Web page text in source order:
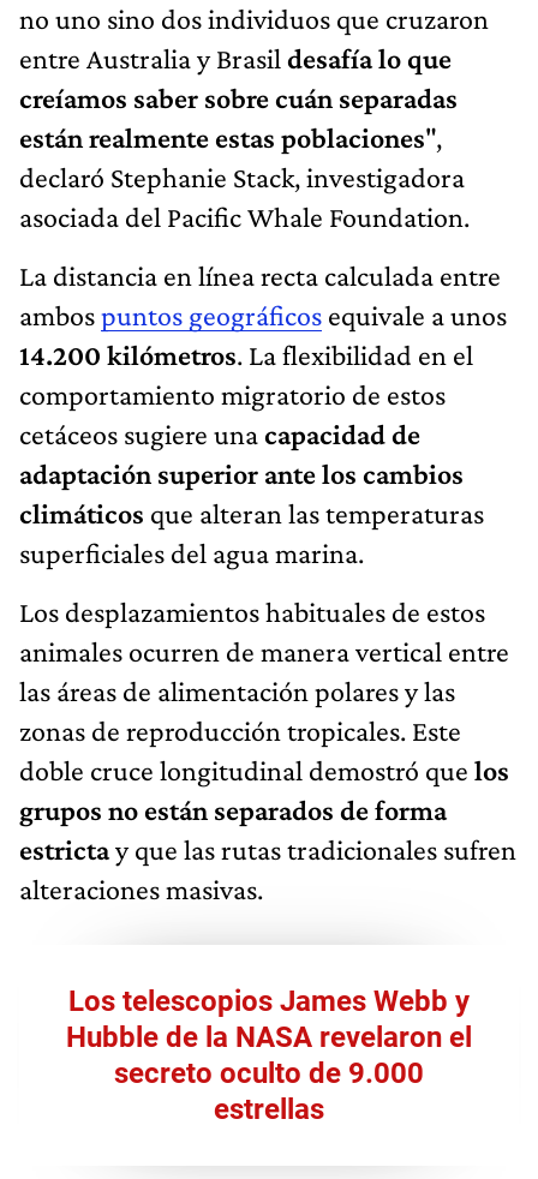
no uno sino dos individuos que cruzaron
entre Australia y Brasil desafía lo que
creíamos saber sobre cuán separadas
están realmente estas poblaciones",
declaró Stephanie Stack, investigadora
asociada del Pacific Whale Foundation.
La distancia en línea recta calculada entre
ambospuntos geográficos equivale a unos
14.200 kilómetros. La flexibilidad en el
comportamiento migratorio de estos
cetáceos sugiere unacapacidad de
adaptación superior ante los cambios
climáticos que alteran las temperaturas
superficiales del agua marina.
Los desplazamientos habituales de estos
animales ocurren de manera vertical entre
las áreas de alimentación polares y las
zonas de reproducción tropicales. Este
doble cruce longitudinal demostró que los
grupos no están separados de forma
estrictay que las rutas tradicionales sufren
alteraciones masivas.
Los telescopios James Webb y
Hubble de la NASA revelaron el
secreto oculto de 9.000
estrellas